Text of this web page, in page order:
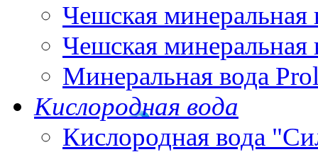
Чешская минеральная
Чешская минеральная
Минеральная вода
Кислородная вода
Кислородная вода